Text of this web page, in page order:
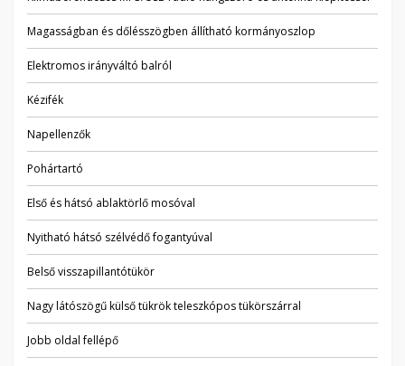
Magasságban és dőlésszögben állítható kormányoszlop
Elektromos irányváltó balról
Kézifék
Napellenzők
Pohártartó
Első és hátsó ablaktörlő mosóval
Nyitható hátsó szélvédő fogantyúval
Belső visszapillantótükör
Nagy látószögű külső tükrök teleszkópos tükörszárral
Jobb oldal fellépő